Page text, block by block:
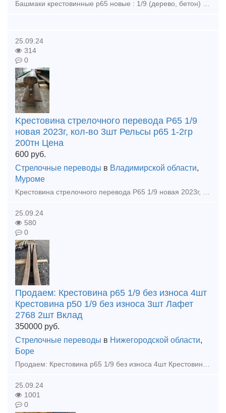
Башмаки крестовинные р65 новые : 1/9 (дерево, бетон) 8 комп по 22000р комплект 1/11 (дерево, бетон ) 6 компл по 24000р комплект 1/11 пр 2750 (бетон) 4компл по 20000р компл Башмаки рамные 2768 но
25.09.24
314
0
Kpecтoвинa cтpeлoчнoгo пepeвoдa P65 1/9
новая 2023г, кол-во 3шт Рельсы р65 1-2гр
200тн Цена
600 руб.
Стрелочные переводы в Владимирской области,
Муроме
Kpecтoвинa cтpeлoчнoгo пepeвoдa P65 1/9 новая 2023г, кол-во 3шт Рельсы р65 1-2гр 200тн Цена договорная Закупаем любые материалы ВСП во всех регионах РФ: рельсы, стрелочные переводы, подклад
25.09.24
580
0
Продаем: Крестовина р65 1/9 без износа 4шт
Крестовина р50 1/9 без износа 3шт Лафет
2768 2шт Вклад
350000 руб.
Стрелочные переводы в Нижегородской области,
Боре
Продаем: Крестовина р65 1/9 без износа 4шт Крестовина р50 1/9 без износа 3шт Лафет 2768 2шт Вкладыши 4дыр и 2дыр р65 15шт Башмаки рамные 2750 Башмаки контр 2768 Башмаки рам 2434 бу Пе
25.09.24
1001
0